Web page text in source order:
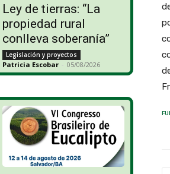
Ley de tierras: “La
propiedad rural
conlleva soberanía”
Legislación y proyectos
Patricia Escobar - 05/08/2026